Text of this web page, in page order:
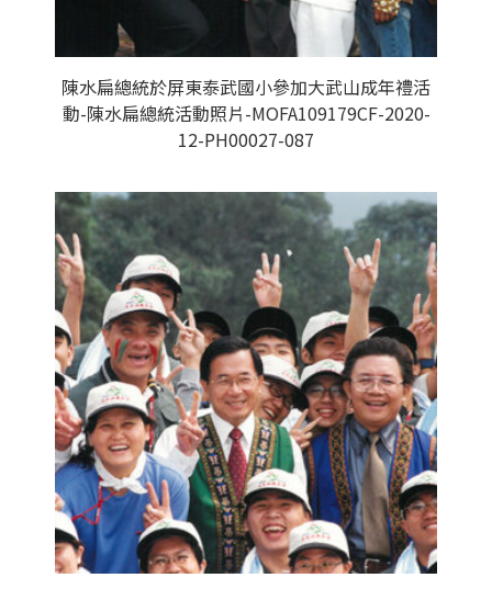
陳水扁總統於屏東泰武國小參加大武山成年禮活
動-陳水扁總統活動照片-MOFA109179CF-2020-
12-PH00027-087